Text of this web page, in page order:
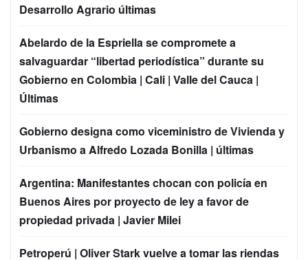
Desarrollo Agrario últimas
Abelardo de la Espriella se compromete a
salvaguardar “libertad periodística” durante su
Gobierno en Colombia | Cali | Valle del Cauca |
Últimas
Gobierno designa como viceministro de Vivienda y
Urbanismo a Alfredo Lozada Bonilla | últimas
Argentina: Manifestantes chocan con policía en
Buenos Aires por proyecto de ley a favor de
propiedad privada | Javier Milei
Petroperú | Oliver Stark vuelve a tomar las riendas